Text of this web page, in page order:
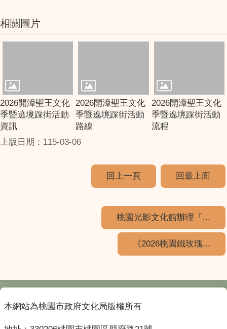
相關圖片
2026開漳聖王文化
季暨遶境踩街活動
資訊
2026開漳聖王文化
季暨遶境踩街活動
路線
2026開漳聖王文化
季暨遶境踩街活動
流程
上版日期：115-03-06
回上一頁 回最上面
桃園光影文化館辦理「...
《2026桃園鐵玫瑰...
:::
本網站為桃園市政府文化局版權所有